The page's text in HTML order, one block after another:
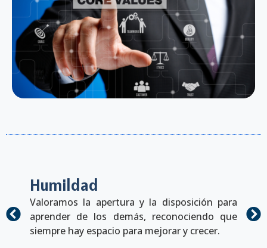
Humildad
Valoramos la apertura y la disposición para
aprender de los demás, reconociendo que
siempre hay espacio para mejorar y crecer.